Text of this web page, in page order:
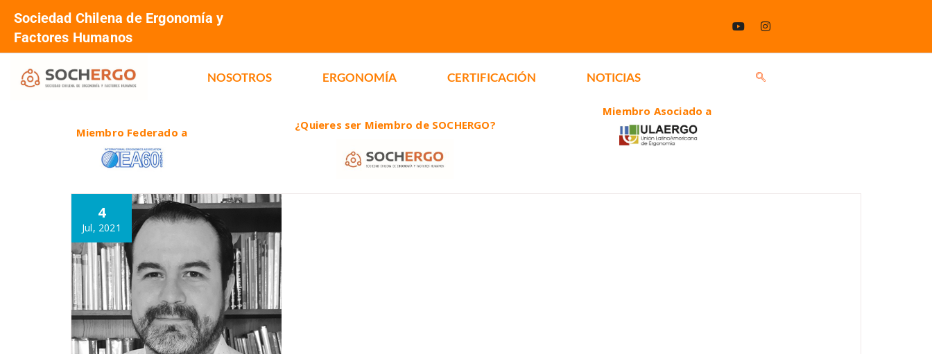
Sociedad Chilena de Ergonomía y
Factores Humanos
NOSOTROS ERGONOMÍA CERTIFICACIÓN NOTICIAS
Miembro Federado a
¿Quieres ser Miembro de SOCHERGO?
Miembro Asociado a
4
Jul, 2021